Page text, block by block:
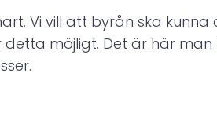
Vi vill att byrån ska
möjligt. Det är här